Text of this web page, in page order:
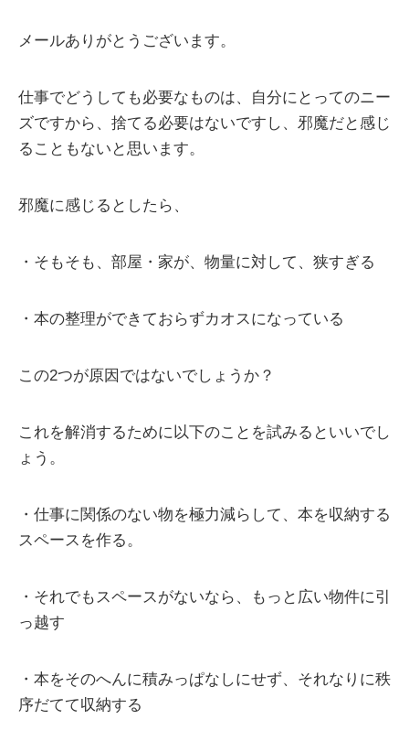
メールありがとうございます。
仕事でどうしても必要なものは、自分にとってのニー
ズですから、捨てる必要はないですし、邪魔だと感じ
ることもないと思います。
邪魔に感じるとしたら、
・そもそも、部屋・家が、物量に対して、狭すぎる
・本の整理ができておらずカオスになっている
この2つが原因ではないでしょうか？
これを解消するために以下のことを試みるといいでし
ょう。
・仕事に関係のない物を極力減らして、本を収納する
スペースを作る。
・それでもスペースがないなら、もっと広い物件に引
っ越す
・本をそのへんに積みっぱなしにせず、それなりに秩
序だてて収納する